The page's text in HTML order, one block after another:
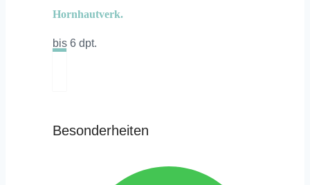
Hornhautverk.
bis 6 dpt.
Besonderheiten